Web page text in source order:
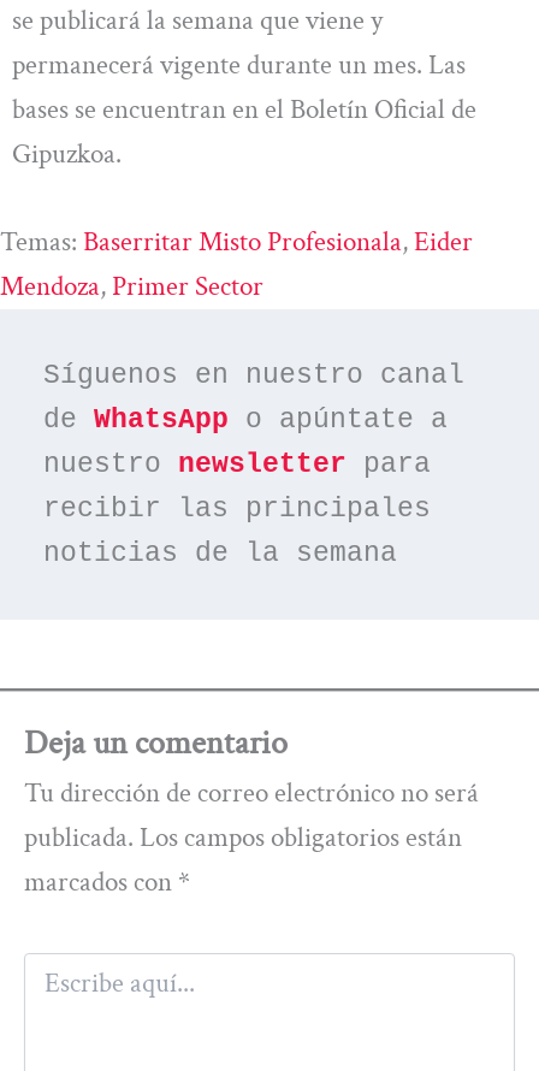
se publicará la semana que viene y
permanecerá vigente durante un mes. Las
bases se encuentran en el Boletín Oficial de
Gipuzkoa.
Temas: Baserritar Misto Profesionala, Eider
Mendoza, Primer Sector
Síguenos en nuestro canal
de WhatsApp o apúntate a
nuestro newsletter para
recibir las principales
noticias de la semana
Deja un comentario
Tu dirección de correo electrónico no será
publicada. Los campos obligatorios están
marcados con *
Escribe
aquí...